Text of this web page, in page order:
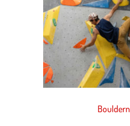
Bouldern